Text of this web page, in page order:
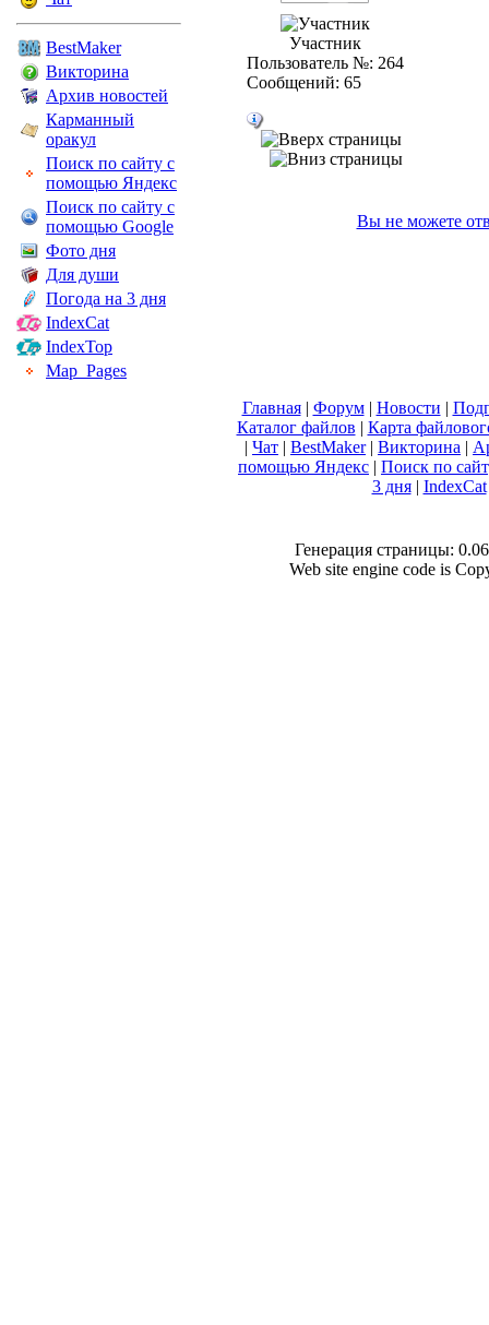
BestMaker
Викторина
Архив новостей
Карманный
оракул
Поиск по сайту с
помощью Яндекс
Поиск по сайту с
помощью Google
Фото дня
Для души
Погода на 3 дня
IndexCat
IndexTop
Map_Pages
Участник
Пользователь №: 264
Сообщений: 65
Вы не можете
Главная| Форум| Новости |
Каталог файлов | Карта
| Чат | BestMaker| Викторина |
помощью Яндекс | Поиск по
3 дня| IndexCat
Генерация страницы:
Web site engine code is